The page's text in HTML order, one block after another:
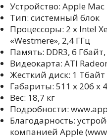
Устройство: Apple Mac
Тип: системный блок
Процессоры: 2 х Intel
«Westmere», 2,4 ГГц
Память: DDR3, 6
Видеокарта: ATI
Жесткий диск: 1 Тбайт
Габариты: 511 х 206 х
Вес: 18,7 кг
Подробности:
Благодарность:
компанией Apple